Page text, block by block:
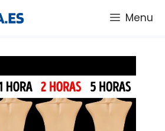
Menu